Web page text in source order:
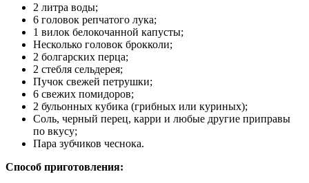
2 литра воды;
6 головок репчатого лука;
1 вилок белокочанной капусты;
Несколько головок брокколи;
2 болгарских перца;
2 стебля сельдерея;
Пучок свежей петрушки;
6 свежих помидоров;
2 бульонных кубика (грибных или куриных);
Соль, черный перец, карри и любые другие приправы
по вкусу;
Пара зубчиков чеснока.
Способ приготовления: